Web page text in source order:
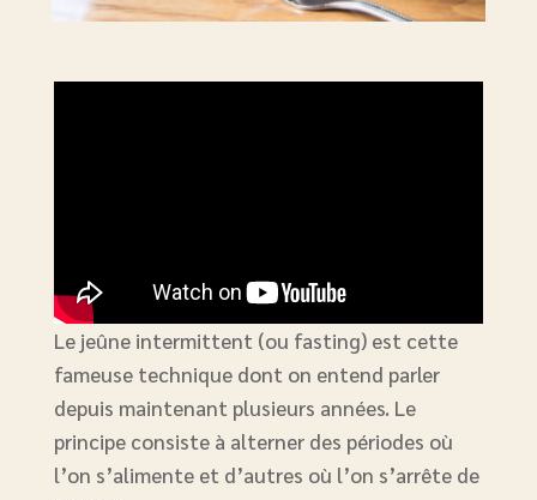
Le jeûne intermittent (ou fasting) est cette
fameuse technique dont on entend parler
depuis maintenant plusieurs années. Le
principe consiste à alterner des périodes où
l’on s’alimente et d’autres où l’on s’arrête de